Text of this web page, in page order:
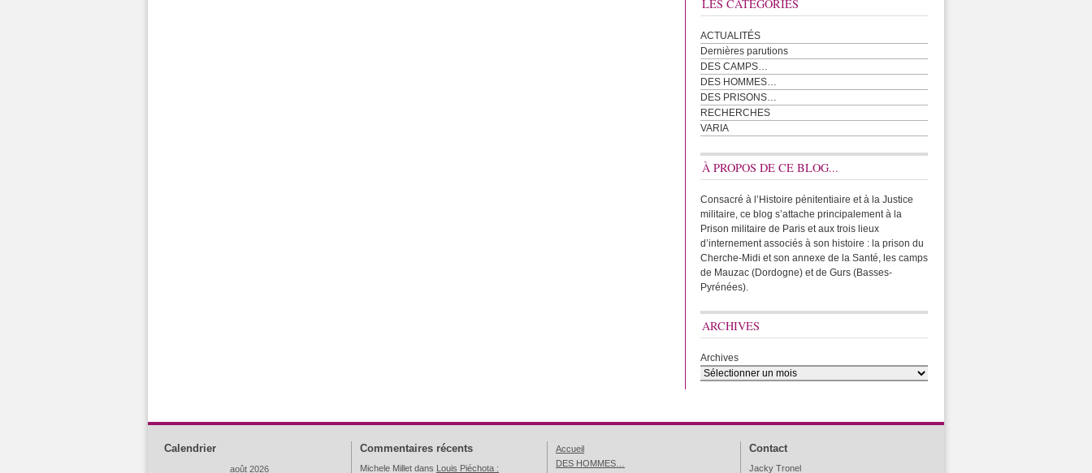
LES CATÉGORIES
ACTUALITÉS
Dernières parutions
DES CAMPS…
DES HOMMES…
DES PRISONS…
RECHERCHES
VARIA
À PROPOS DE CE BLOG...
Consacré à l’Histoire pénitentiaire et à la Justice
militaire, ce blog s’attache principalement à la
Prison militaire de Paris et aux trois lieux
d’internement associés à son histoire : la prison du
Cherche-Midi et son annexe de la Santé, les camps
de Mauzac (Dordogne) et de Gurs (Basses-
Pyrénées).
ARCHIVES
Archives
Calendrier
août 2026
Commentaires récents
Michele Millet dans Louis Piéchota :
Accueil
DES HOMMES…
Contact
Jacky Tronel